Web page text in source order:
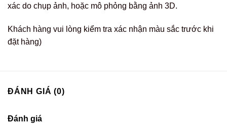
xác do chụp ảnh, hoặc mô phỏng bằng ảnh 3D.
Khách hàng vui lòng kiểm tra xác nhận màu sắc trước khi
đặt hàng)
ĐÁNH GIÁ (0)
Đánh giá